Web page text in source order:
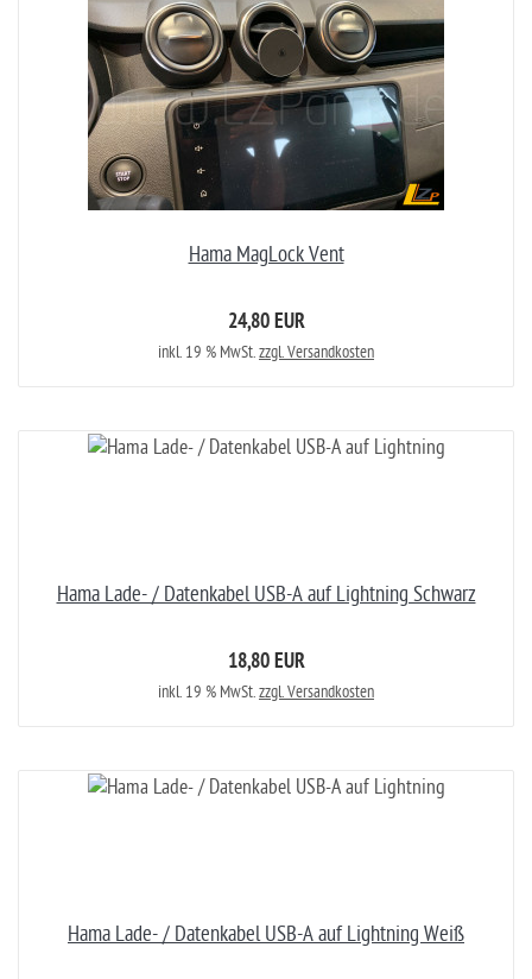
Hama MagLock Vent
24,80 EUR
inkl. 19 % MwSt.zzgl. Versandkosten
Hama Lade- / Datenkabel USB-A auf Lightning Schwarz
18,80 EUR
inkl. 19 % MwSt.zzgl. Versandkosten
Hama Lade- / Datenkabel USB-A auf Lightning Weiß